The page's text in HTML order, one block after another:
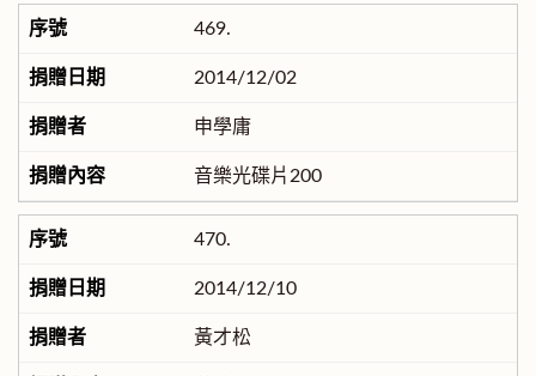
469.
2014/12/02
申學庸
音樂光碟片200
470.
2014/12/10
黃才松